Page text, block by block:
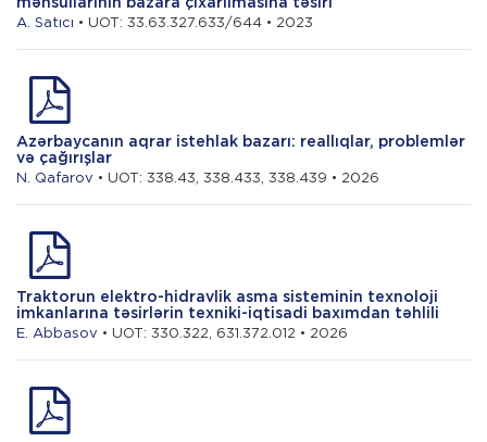
A. Satıcı • UOT: 33.63.327.633/644 • 2023
Azərbaycanın aqrar istehlak bazarı: reallıqlar, problemlər
və çağırışlar
N. Qafarov • UOT: 338.43, 338.433, 338.439 • 2026
Traktorun elektro-hidravlik asma sisteminin texnoloji
imkanlarına təsirlərin texniki-iqtisadi baxımdan təhlili
E. Abbasov • UOT: 330.322, 631.372.012 • 2026